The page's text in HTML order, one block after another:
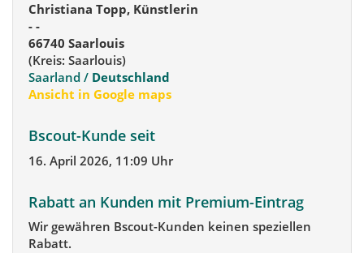
Christiana Topp, Künstlerin
- -
66740 Saarlouis
(Kreis: Saarlouis)
Saarland / Deutschland
Ansicht in Google maps
Bscout-Kunde seit
16. April 2026, 11:09 Uhr
Rabatt an Kunden mit Premium-Eintrag
Wir gewähren Bscout-Kunden keinen speziellen
Rabatt.